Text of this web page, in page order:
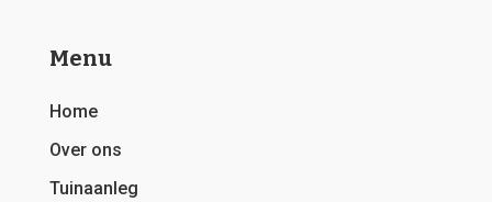
Menu
Home
Over ons
Tuinaanleg